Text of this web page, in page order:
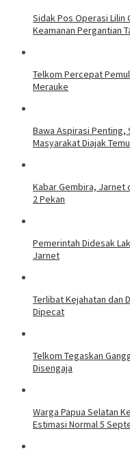
Sidak Pos Operasi Lilin
Keamanan Pergantian
Telkom Percepat
Merauke
Bawa Aspirasi Penting,
Masyarakat Diajak
Kabar Gembira, Jarnet
2 Pekan
Pemerintah Didesak
Jarnet
Terlibat Kejahatan dan
Dipecat
Telkom Tegaskan
Disengaja
Warga Papua Selatan
Estimasi Normal 5